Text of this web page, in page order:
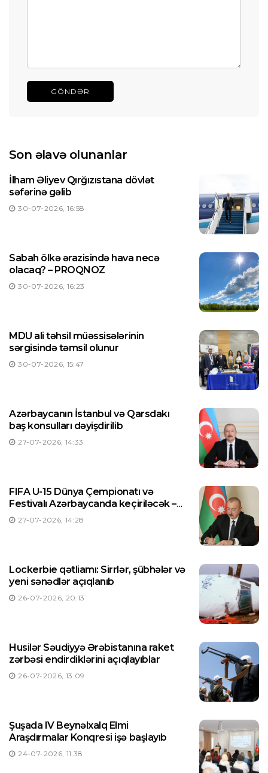
GÖNDƏR
Son əlavə olunanlar
İlham Əliyev Qırğızıstana dövlət
səfərinə gəlib
30-07-2026, 16:58
Sabah ölkə ərazisində hava necə
olacaq? – PROQNOZ
30-07-2026, 16:23
MDU ali təhsil müəssisələrinin
sərgisində təmsil olunur
30-07-2026, 15:47
Azərbaycanın İstanbul və Qarsdakı
baş konsulları dəyişdirilib
27-07-2026, 14:33
FIFA U-15 Dünya Çempionatı və
Festivalı Azərbaycanda keçiriləcək –
Prezident Sərəncam imzaladı
27-07-2026, 14:28
Lockerbie qətliamı: Sirrlər, şübhələr və
yeni sənədlər açıqlanıb
26-07-2026, 20:13
Husilər Səudiyyə Ərəbistanına raket
zərbəsi endirdiklərini açıqlayıblar
26-07-2026, 13:09
Şuşada IV Beynəlxalq Elmi
Araşdırmalar Konqresi işə başlayıb
24-07-2026, 11:38